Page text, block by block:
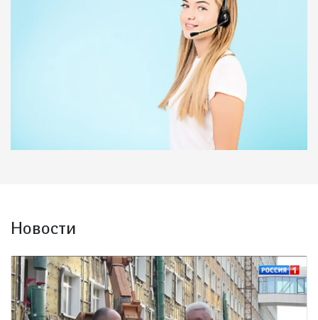
Новости